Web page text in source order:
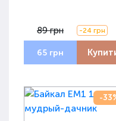
89 грн -24 грн
65 грн
-